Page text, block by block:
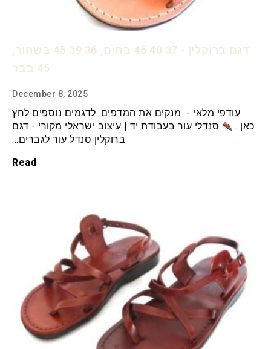
דגם ברוקלין - 37 40 45 בחום, 36 39 45 בשחור,
45 בבז'
December 8, 2025
עודפי מלאי - מנקים את המדפים. לדגמים נוספים לחץ
כאן .
סנדלי עור בעבודת יד | עיצוב ישראלי מקורי - דגם
ברוקלין סנדל עור לגברים…
Read